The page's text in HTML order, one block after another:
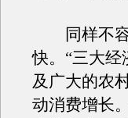
同样不容
快。“三大
及广大的农
动消费增长